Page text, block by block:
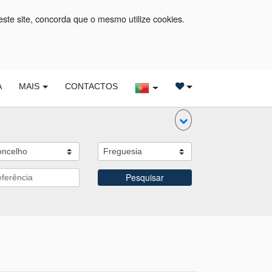
site, concorda que o mesmo utilize cookies.
MAIS CONTACTOS
Pesquisar